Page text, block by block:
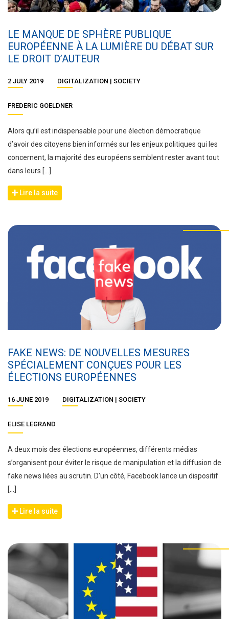
LE MANQUE DE SPHÈRE PUBLIQUE
EUROPÉENNE À LA LUMIÈRE DU DÉBAT SUR
LE DROIT D’AUTEUR
2 JULY 2019 DIGITALIZATION SOCIETY
FREDERIC GOELDNER
Alors qu’il est indispensable pour une élection démocratique
d’avoir des citoyens bien informés sur les enjeux politiques qui les
concernent, la majorité des européens semblent rester avant tout
dans leurs […]
Lire la suite
FAKE NEWS: DE NOUVELLES MESURES
SPÉCIALEMENT CONÇUES POUR LES
ÉLECTIONS EUROPÉENNES
16 JUNE 2019 DIGITALIZATION SOCIETY
ELISE LEGRAND
A deux mois des élections européennes, différents médias
s’organisent pour éviter le risque de manipulation et la diffusion de
fake news liées au scrutin. D’un côté, Facebook lance un dispositif
[…]
Lire la suite